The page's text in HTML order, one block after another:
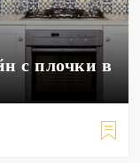
с плочки в
